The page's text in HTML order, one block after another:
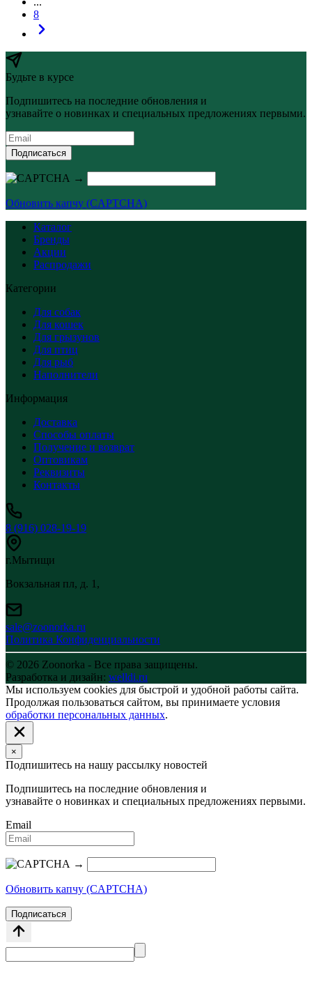
8
Будьте в курсе
Подпишитесь на последние обновления и
узнавайте о новинках и специальных предложениях первыми.
Подписаться
→
Обновить капчу (CAPTCHA)
Каталог
Бренды
Акции
Распродажи
Категории
Для собак
Для кошек
Для грызунов
Для птиц
Для рыб
Наполнители
Информация
Доставка
Способы оплаты
Получение и возврат
Оптовикам
Реквизиты
Контакты
8 (916) 028-19-19
г.Мытищи
Вокзальная пл, д. 1,
sale@zoonorka.ru
Политика Конфиденциальности
© 2026 Zoonorka - Все права защищены.
Разработка и дизайн: welldi.ru
Мы используем cookies для быстрой и удобной работы сайта.
Продолжая пользоваться сайтом, вы принимаете условия
обработки персональных данных.
×
Подпишитесь на нашу рассылку новостей
Подпишитесь на последние обновления и
узнавайте о новинках и специальных предложениях первыми.
Email
→
Обновить капчу (CAPTCHA)
Подписаться